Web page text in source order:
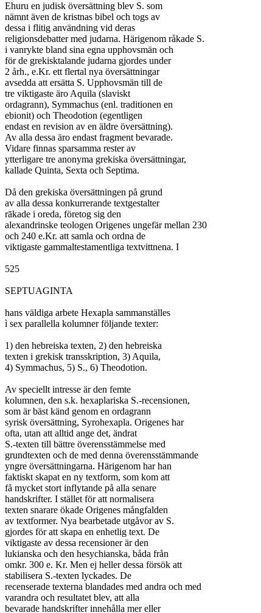
Ehuru en judisk översättning blev S. som
nämnt även de kristnas bibel och togs av
dessa i flitig användning vid deras
religionsdebatter med judarna. Härigenom råkade S.
i vanrykte bland sina egna upphovsmän och
för de grekisktalande judarna gjordes under
2 årh., e.Kr. ett flertal nya översättningar
avsedda att ersätta S. Upphovsmän till de
tre viktigaste äro Aquila (slaviskt
ordagrann), Symmachus (enl. traditionen en
ebionit) och Theodotion (egentligen
endast en revision av en äldre översättning).
Av alla dessa äro endast fragment bevarade.
Vidare finnas sparsamma rester av
ytterligare tre anonyma grekiska översättningar,
kallade Quinta, Sexta och Septima.
Då den grekiska översättningen på grund
av alla dessa konkurrerande textgestalter
rākade i oreda, företog sig den
alexandrinske teologen Origenes ungefär mellan 230
och 240 e.Kr. att samla och ordna de
viktigaste gammaltestamentliga textvittnena. I
525
SEPTUAGINTA
hans väldiga arbete Hexapla sammanställes
ì sex parallella kolumner följande texter:
1) den hebreiska texten, 2) den hebreiska
texten i grekisk transskription, 3) Aquila,
4) Symmachus, 5) S., 6) Theodotion.
Av speciellt intresse är den femte
kolumnen, den s.k. hexaplariska S.-recensionen,
som är bäst känd genom en ordagrann
syrisk översättning, Syrohexapla. Origenes har
ofta, utan att alltid ange det, ändrat
S.-texten till bättre överensstämmelse med
grundtexten och de med denna överensstämmande
yngre översättningarna. Härigenom har han
faktiskt skapat en ny textform, som kom att
få mycket stort inflytande på alla senare
handskrifter. I stället för att normalisera
texten snarare ökade Origenes mångfalden
av textformer. Nya bearbetade utgåvor av S.
gjordes för att skapa en enhetlig text. De
viktigaste av dessa recensioner är den
lukianska och den hesychianska, båda från
omkr. 300 e. Kr. Men ej heller dessa försök att
stabilisera S.-texten lyckades. De
recenserade texterna blandades med andra och med
varandra och resultatet blev, att alla
bevarade handskrifter innehålla mer eller